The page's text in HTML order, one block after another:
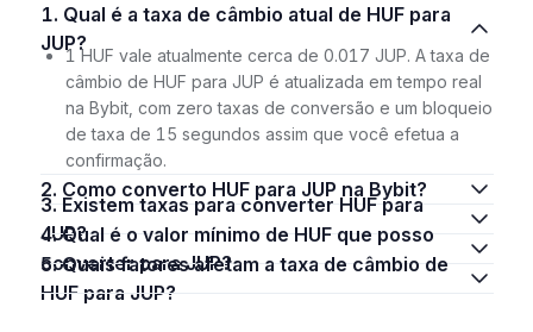
1. Qual é a taxa de câmbio atual de HUF para
JUP?
1 HUF vale atualmente cerca de 0.017 JUP. A taxa de
câmbio de HUF para JUP é atualizada em tempo real
na Bybit, com zero taxas de conversão e um bloqueio
de taxa de 15 segundos assim que você efetua a
confirmação.
2. Como converto HUF para JUP na Bybit?
3. Existem taxas para converter HUF para
JUP?
4. Qual é o valor mínimo de HUF que posso
converter para JUP?
5. Quais fatores afetam a taxa de câmbio de
HUF para JUP?